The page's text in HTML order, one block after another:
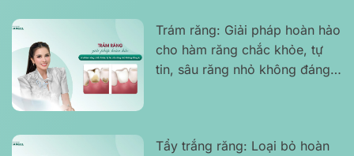
Trám răng: Giải pháp hoàn hảo
cho hàm răng chắc khỏe, tự
tin, sâu răng nhỏ không đáng
Tẩy trắng răng: Loại bỏ hoàn